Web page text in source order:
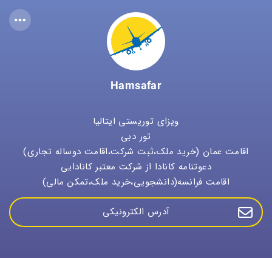
Hamsafar
ویزای توریستی ایتالیا
تور دبی
اقامت عمان (خرید ملک،ثبت شرکت،اقامت دوساله تجاری)
دعوتنامه کانادا از شرکت معتبر کانادایی
اقامت فرانسه(دانشجویی،خرید ملک،تمکن مالی)
آدرس الکترونیکی